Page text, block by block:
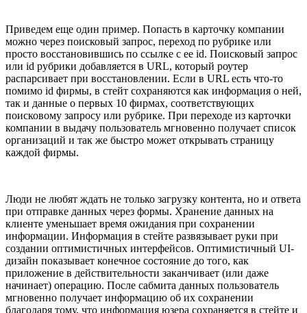
Приведем еще один пример. Попасть в карточку компании
можно через поисковый запрос, переход по рубрике или
просто восстановившись по ссылке с ее id. Поисковый запрос
или id рубрики добавляется в URL, который роутер
распарсивает при восстановлении. Если в URL есть что-то
помимо id фирмы, в стейт сохраняются как информация о ней,
так и данные о первых 10 фирмах, соответствующих
поисковому запросу или рубрике. При переходе из карточки
компании в выдачу пользователь мгновенно получает список
организаций и так же быстро может открывать страницу
каждой фирмы.
Люди не любят ждать не только загрузку контента, но и ответа
при отправке данных через формы. Хранение данных на
клиенте уменьшает время ожидания при сохранении
информации. Информация в стейте развязывает руки при
создании оптимистичных интерфейсов. Оптимистичный UI-
дизайн показывает конечное состояние до того, как
приложение в действительности заканчивает (или даже
начинает) операцию. После сабмита данных пользователь
мгновенно получает информацию об их сохранении
благодаря тому, что информация юзера сохраняется в стейте и